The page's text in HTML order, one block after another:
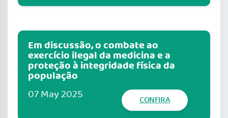
Em discussão, o combate ao
exercício ilegal da medicina e a
proteção à integridade física da
população
07 May 2025 CONFIRA